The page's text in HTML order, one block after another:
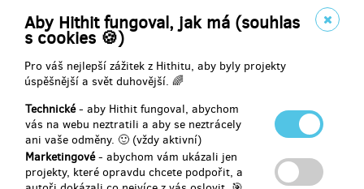
Aby Hithit fungoval, jak má (souhlas
s cookies 🍪)
Pro váš nejlepší zážitek z Hithitu, aby byly projekty
úspěšnější a svět duhovější. 🌈
Technické- aby Hithit fungoval, abychom
vás na webu neztratili a aby se neztrácely
ani vaše odměny. 🙂 (vždy aktivní)
Marketingové- abychom vám ukázali jen
projekty, které opravdu chcete podpořit, a
Doručení odměny: do čtvrt roku po ukončení projektu na Hithitu
790 Kč
zbývá 87z 100
BIKRAM BEATS FOR YOU TRIČKO